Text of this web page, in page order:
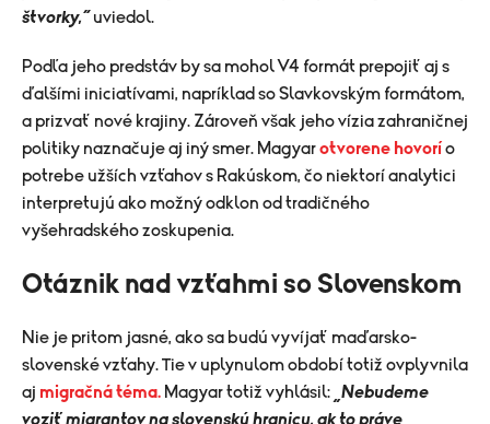
štvorky,“ uviedol.
Podľa jeho predstáv by sa mohol V4 formát prepojiť aj s
ďalšími iniciatívami, napríklad so Slavkovským formátom,
a prizvať nové krajiny. Zároveň však jeho vízia zahraničnej
politiky naznačuje aj iný smer. Magyarotvorene hovorío
potrebe užších vzťahov s Rakúskom, čo niektorí analytici
interpretujú ako možný odklon od tradičného
vyšehradského zoskupenia.
Otáznik nad vzťahmi so Slovenskom
Nie je pritom jasné, ako sa budú vyvíjať maďarsko-
slovenské vzťahy. Tie v uplynulom období totiž ovplyvnila
aj migračná téma. Magyar totiž vyhlásil:
„Nebudeme
voziť migrantov na slovenskú hranicu, ak to práve